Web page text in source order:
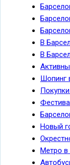
В
В
Шопинг
Новый
Метро в